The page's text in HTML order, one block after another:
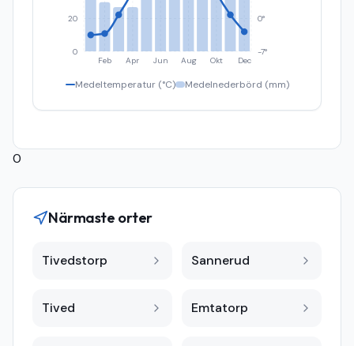
Feb Apr Jun Aug Okt Dec
0
20
-7°
0°
Medeltemperatur (°C) Medelnederbörd (mm)
0
Närmaste orter
Tivedstorp Sannerud
Tived Emtatorp